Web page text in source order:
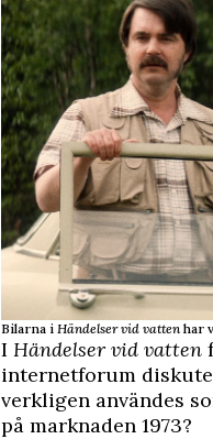
Bilarna i Händelser vid vatten har
I Händelser vid vatten
internetforum
verkligen användes
på marknaden 1973?